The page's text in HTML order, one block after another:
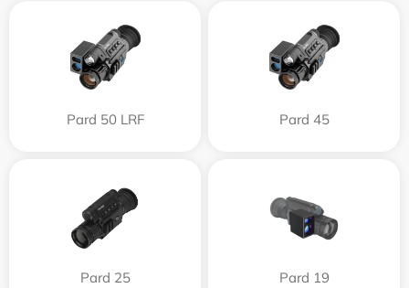
Pard 50 LRF Pard 45
Pard 25 Pard 19